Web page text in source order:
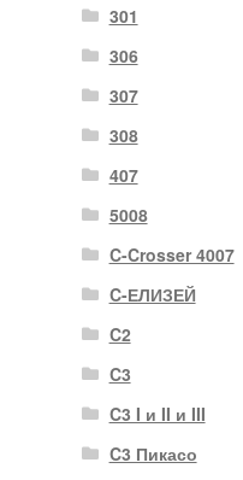
301
306
307
308
407
5008
C-Crosser 4007
C-ЕЛИЗЕЙ
C2
C3
C3 I и II и III
C3 Пикасо